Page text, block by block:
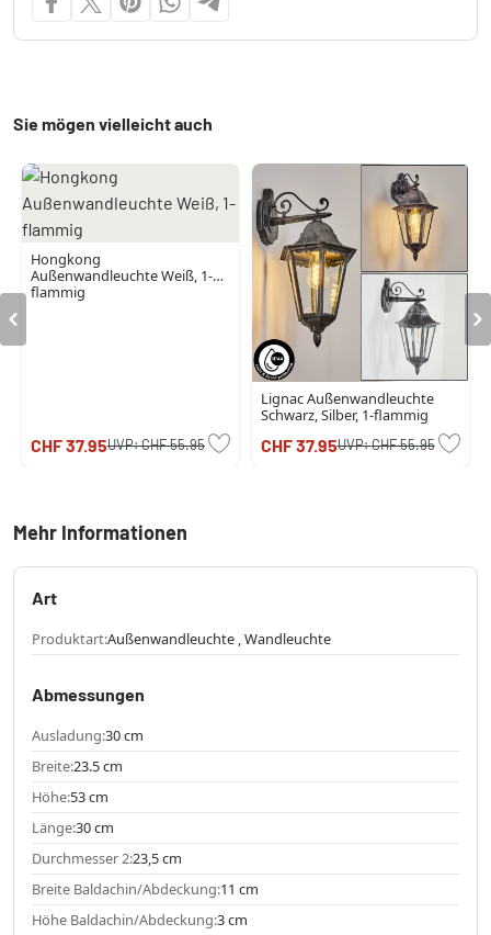
Sie mögen vielleicht auch
Hongkong
Außenwandleuchte Weiß, 1-
flammig
CHF 37.95UVP:CHF 55.95
Lignac Außenwandleuchte
Schwarz, Silber, 1-flammig
CHF 37.95UVP:CHF 55.95
Mehr Informationen
Art
Produktart:Außenwandleuchte , Wandleuchte
Abmessungen
Ausladung:30 cm
Breite:23.5 cm
Höhe:53 cm
Länge:30 cm
Durchmesser 2:23,5 cm
Breite Baldachin/Abdeckung:11 cm
Höhe Baldachin/Abdeckung:3 cm